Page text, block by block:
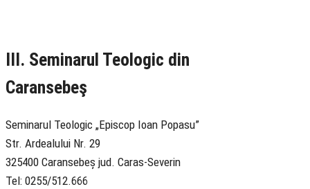
III. Seminarul Teologic din
Caransebeş
Seminarul Teologic „Episcop Ioan Popasu”
Str. Ardealului Nr. 29
325400 Caransebeș jud. Caras-Severin
Tel: 0255/512.666